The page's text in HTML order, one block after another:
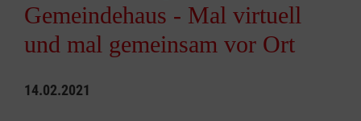
Gemeindehaus - Mal virtuell
und mal gemeinsam vor Ort
14.02.2021